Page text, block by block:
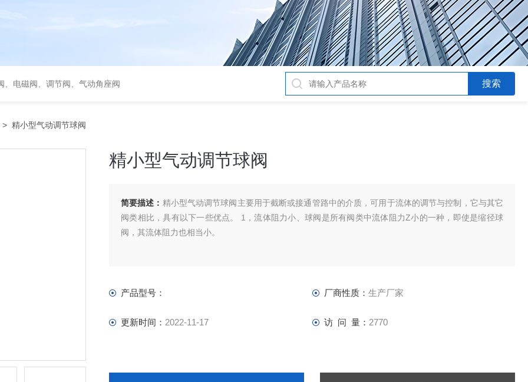
、电磁阀、调节阀、气动角座阀
精小型气动调节球阀
精小型气动调节球阀
简要描述： 精小型气动调节球阀主要用于截断或接通管路中的介质，可用于流体的调节与控制，它与其它
阀类相比，具有以下一些优点。 1，流体阻力小、球阀是所有阀类中流体阻力Z小的一种，即使是缩径球
阀，其流体阻力也相当小。
产品型号： 厂商性质： 生产厂家
更新时间： 2022-11-17 访 问 量： 2770